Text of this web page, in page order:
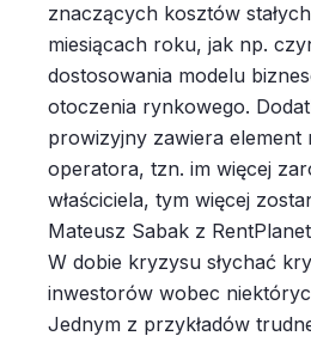
znaczących kosztów
miesiącach roku, jak np.
dostosowania modelu
otoczenia rynkowego.
prowizyjny zawiera element
operatora, tzn. im więcej
właściciela, tym więcej
Mateusz Sabak z
W dobie kryzysu słychać
inwestorów wobec
Jednym z przykładów